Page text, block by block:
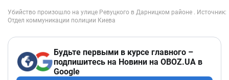
Будьте первыми в курсе главного –
подпишитесь на Новини на OBOZ.UA в
Google